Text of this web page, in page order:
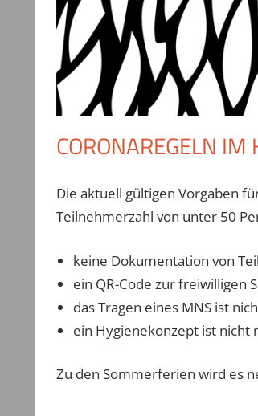
CORONAREGELN
Die aktuell gültigen Vorgaben
Teilnehmerzahl von unter 50
keine Dokumentation von
ein QR-Code zur freiwilligen
das Tragen eines MNS ist
ein Hygienekonzept ist nicht
Zu den Sommerferien wird es